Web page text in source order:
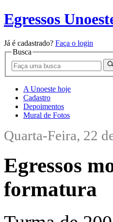
Egressos
Já é cadastrado? Faça o login
Busca
A Unoeste hoje
Cadastro
Depoimentos
Mural de Fotos
Quarta-Feira, 22
Egressos
formatura